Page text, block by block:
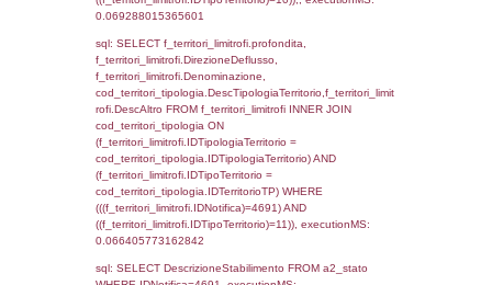
f_territori_limitrofi.DescAltro FROM
JOIN cod_territori_tipologia ON
(f_territori_limitrofi.IDTipologiaTerritorio =
cod_territori_tipologia.IDTipologiaTerritorio)
(f_territori_limitrofi.IDTipoTerritorio =
cod_territori_tipologia.IDTerritorioTP)
(((f_territori_limitrofi.IDNotifica)=4691) AND
((f_territori_limitrofi.IDTipoTerritorio)=5)),
0.069873094558716
reg_f_territori_limitrofi.Direzione,